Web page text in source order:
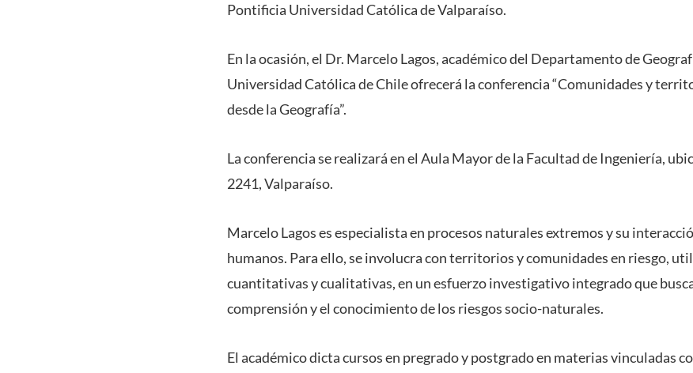
Pontificia Universidad Católica de Valparaíso.
En la ocasión, el Dr. Marcelo Lagos, académico del Departamento de
Universidad Católica de Chile ofrecerá la conferencia “Comunidades y
desde la Geografía”.
La conferencia se realizará en el Aula Mayor de la Facultad de Ingeniería,
2241, Valparaíso.
Marcelo Lagos es especialista en procesos naturales extremos y su
humanos. Para ello, se involucra con territorios y comunidades en riesgo,
cuantitativas y cualitativas, en un esfuerzo investigativo integrado que
comprensión y el conocimiento de los riesgos socio-naturales.
El académico dicta cursos en pregrado y postgrado en materias vinculadas